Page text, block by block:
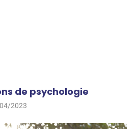
de psychologie
2023